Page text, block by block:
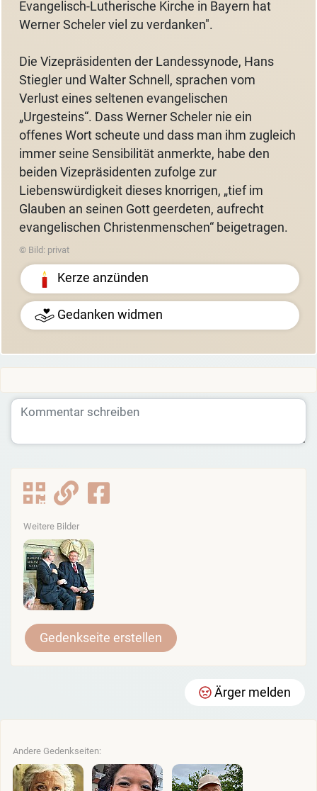
Evangelisch-Lutherische Kirche in Bayern hat
Werner Scheler viel zu verdanken".
Die Vizepräsidenten der Landessynode, Hans
Stiegler und Walter Schnell, sprachen vom
Verlust eines seltenen evangelischen
„Urgesteins“. Dass Werner Scheler nie ein
offenes Wort scheute und dass man ihm zugleich
immer seine Sensibilität anmerkte, habe den
beiden Vizepräsidenten zufolge zur
Liebenswürdigkeit dieses knorrigen, „tief im
Glauben an seinen Gott geerdeten, aufrecht
evangelischen Christenmenschen“ beigetragen.
© Bild: privat
Kerze anzünden
Gedanken widmen
Weitere Bilder
Gedenkseite erstellen
Ärger melden
Andere Gedenkseiten: